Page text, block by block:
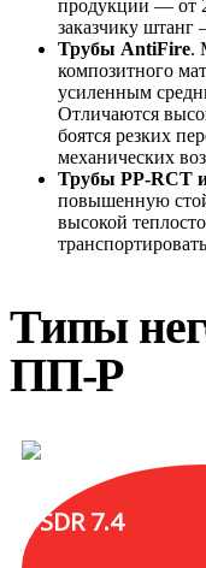
продукции — от
заказчику
Трубы AntiFire.
композитного
усиленным
Отличаются
боятся резких
механических
Трубы PP-RCT
повышенную
высокой
Типы
ПП-Р
SDR 7.4